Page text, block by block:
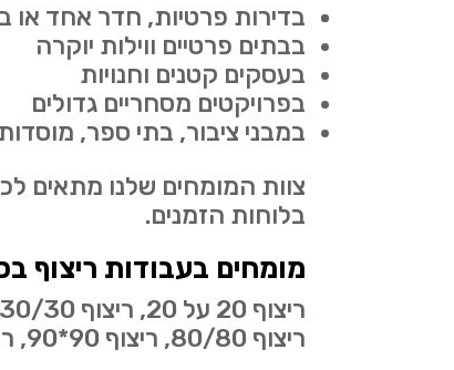
בדירות פרטיות, חדר אחד או
בבתים פרטיים ווילות יוקרה
בעסקים קטנים וחנויות
בפרויקטים מסחריים גדולים
במבני ציבור, בתי ספר, מוסדות
צוות המומחים שלנו מתאים
בלוחות הזמנים.
מומחים בעבודות ריצוף
ריצוף 80/80, ריצוף 90*90, ריצוף 120*120 ועוד….